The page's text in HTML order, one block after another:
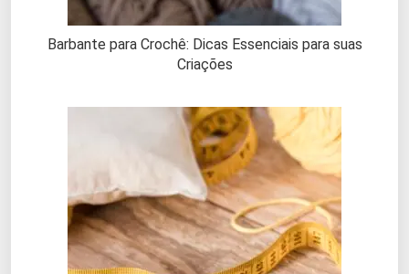
Barbante para Crochê: Dicas Essenciais para suas
Criações